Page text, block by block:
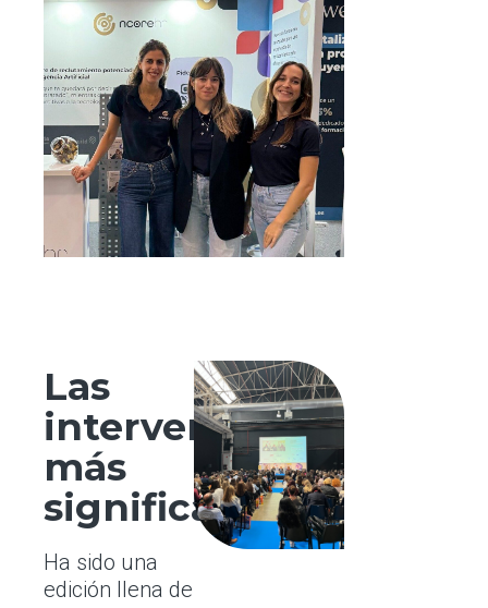
Las
intervenciones
más
significativas
Ha sido una
edición llena de